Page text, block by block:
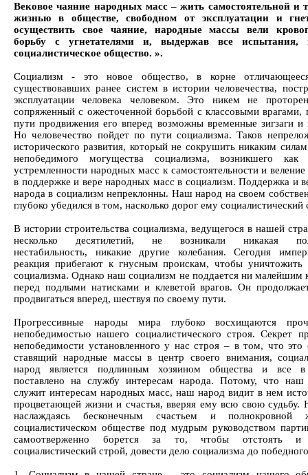
Вековое чаяние народных масс – жить самостоятельной и
жизнью в обществе, свободном от эксплуатации и
осуществить свое чаяние, народные массы вели
борьбу с угнетателями и, выдержав все испытания,
социалистическое общество. ».
Социализм - это новое общество, в корне
существовавших ранее систем в истории человечества,
эксплуатации человека человеком. Это никем не
сопряженный с ожесточенной борьбой с классовыми врагами,
пути продвижения его вперед возможны временные зигзаги и
Но человечество пойдет по пути социализма. Таков
исторического развития, который не сокрушить никаким
непобедимого могущества социализма, возникшего как
устремленности народных масс к самостоятельности и
в поддержке и вере народных масс в социализм. Поддержка и
народа в социализм непреклонны. Наш народ на своем
глубоко убедился в том, насколько дорог ему социалистический
В истории строительства социализма, ведущегося в нашей
несколько десятилетий, не возникали никакая
нестабильность, никакие другие колебания. Сегодня
реакция прибегают к гнусным проискам, чтобы уничтожить
социализма. Однако наш социализм не поддается ни малейшим
перед подлыми натисками и клеветой врагов. Он
продвигаться вперед, шествуя по своему пути.
Прогрессивные народы мира глубоко восхищаются
непобедимостью нашего социалистического строя. Секрет
непобедимости установленного у нас строя – в том, что это
ставящий народные массы в центр своего внимания,
народ является подлинным хозяином общества и все в
поставлено на службу интересам народа. Потому, что наш
служит интересам народных масс, наш народ видит в нем
процветающей жизни и счастья, вверяя ему всю свою судьбу.
наслаждаясь бесконечным счастьем и
социалистическом обществе под мудрым руководством
самоотверженно борется за то, чтобы отстоять и
социалистический строй, довести дело социализма до